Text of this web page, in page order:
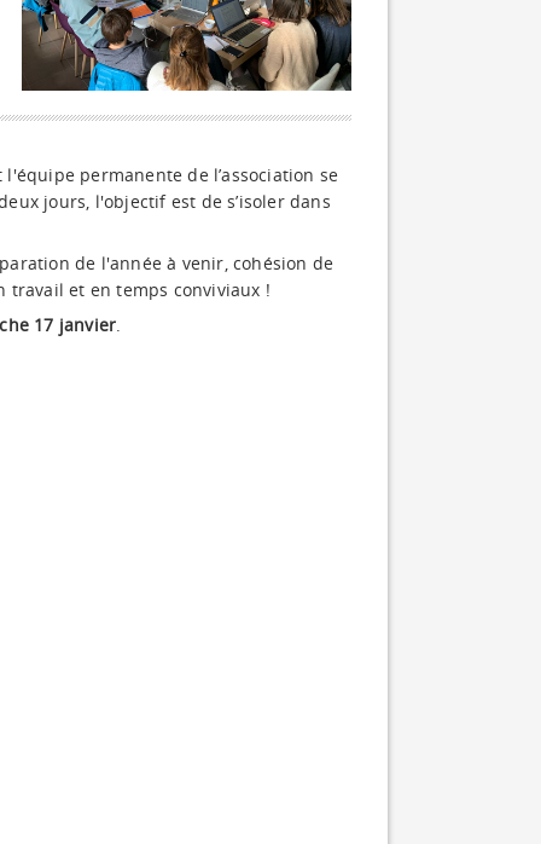
permanente de l’association se
jours, l'objectif est de s’isoler dans
de l'année à venir, cohésion de
travail et en temps conviviaux !
17 janvier.